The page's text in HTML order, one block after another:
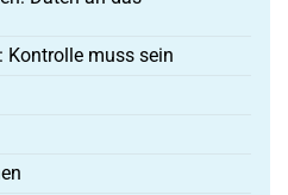
Kontrolle muss sein